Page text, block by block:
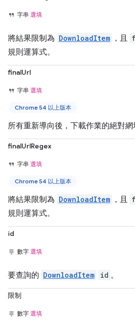
字串 選填
將結果限制為 DownloadItem ，且
規則運算式。
finalUrl
字串 選填
Chrome 54 以上版本
所有重新導向後，下載作業的絕對網
finalUrlRegex
字串 選填
Chrome 54 以上版本
將結果限制為 DownloadItem ，且
規則運算式。
id
數字 選填
要查詢的 DownloadItem id 。
限制
數字 選填